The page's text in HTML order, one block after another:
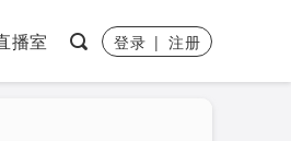
播室 登录|注册